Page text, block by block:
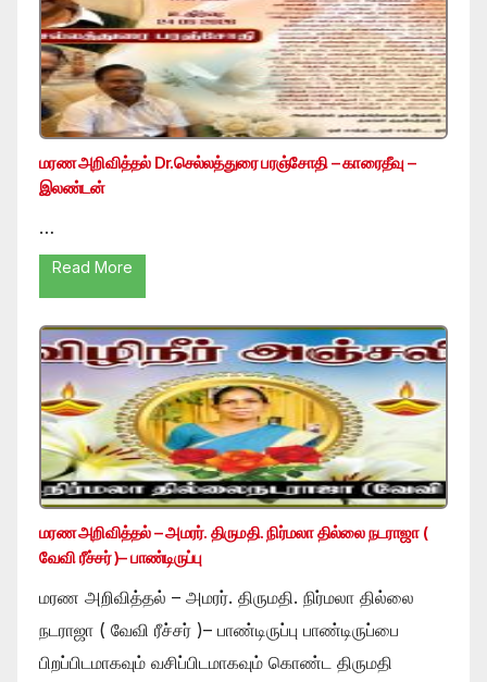
மரண அறிவித்தல் Dr.செல்லத்துரை பரஞ்சோதி – காரைதீவு –
இலண்டன்
…
Read More
மரண அறிவித்தல் – அமரர். திருமதி. நிர்மலா தில்லை நடராஜா (
வேவி ரீச்சர் )– பாண்டிருப்பு
மரண அறிவித்தல் – அமரர். திருமதி. நிர்மலா தில்லை
நடராஜா ( வேவி ரீச்சர் )– பாண்டிருப்பு பாண்டிருப்பை
பிறப்பிடமாகவும் வசிப்பிடமாகவும் கொண்ட திருமதி